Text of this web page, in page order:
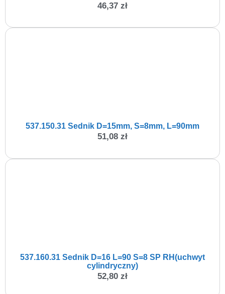
46,37 zł
537.150.31 Sednik D=15mm, S=8mm, L=90mm
51,08 zł
537.160.31 Sednik D=16 L=90 S=8 SP RH(uchwyt
cylindryczny)
52,80 zł